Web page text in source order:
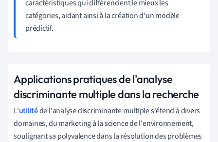
caractéristiques qui différencient le mieux les
catégories, aidant ainsi à la création d'un modèle
prédictif.
Applications pratiques de l'analyse
discriminante multiple dans la recherche
L'utilitéde l'analyse discriminante multiple s'étend à divers
domaines, du marketing à la science de l'environnement,
soulignant sa polyvalence dans la résolution des problèmes